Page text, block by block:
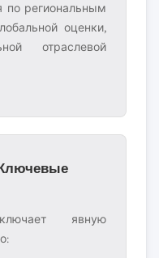
по региональным
оценки,
отраслевой
явную